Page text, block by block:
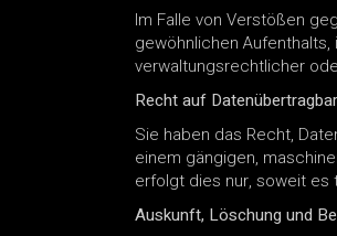
Im Falle von Verstößen
gewöhnlichen
verwaltungsrechtlicher
Recht auf
Sie haben das Recht,
einem gängigen,
erfolgt dies nur, soweit
Auskunft, Löschung und